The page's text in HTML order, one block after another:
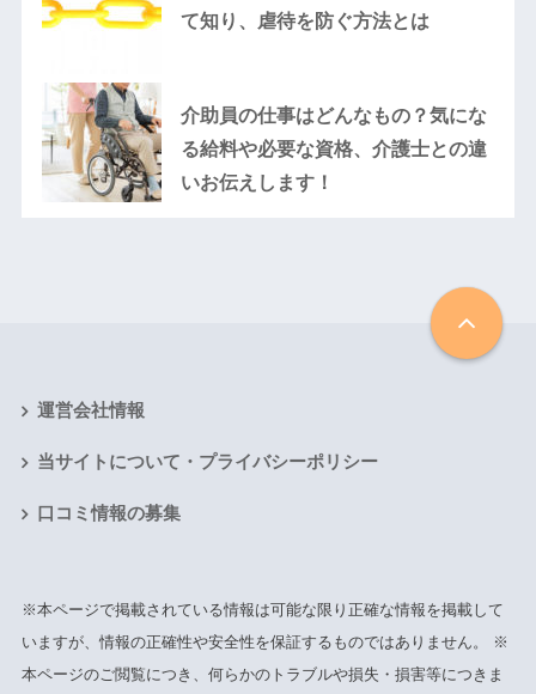
て知り、虐待を防ぐ方法とは
介助員の仕事はどんなもの？気にな
る給料や必要な資格、介護士との違
いお伝えします！
運営会社情報
当サイトについて・プライバシーポリシー
口コミ情報の募集
※本ページで掲載されている情報は可能な限り正確な情報を掲載して
いますが、情報の正確性や安全性を保証するものではありません。 ※
本ページのご閲覧につき、何らかのトラブルや損失・損害等につきま